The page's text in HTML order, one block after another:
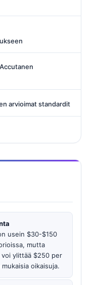
arvioimat standardit
usein $30-$150
mutta
ylittää $250 per
oikaisuja.